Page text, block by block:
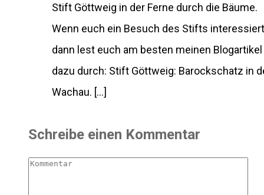
Stift Göttweig in der Ferne durch die Bäume.
Wenn euch ein Besuch des Stifts
dann lest euch am besten meinen Blogartikel
dazu durch: Stift Göttweig: Barockschatz in
Wachau. […]
Schreibe einen Kommentar